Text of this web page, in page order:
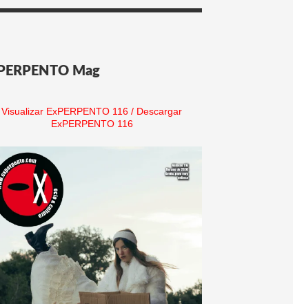
Mag
Visualizar ExPERPENTO 116 / Descargar
ExPERPENTO 116